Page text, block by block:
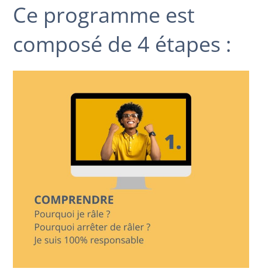
Ce programme est
composé de 4 étapes :